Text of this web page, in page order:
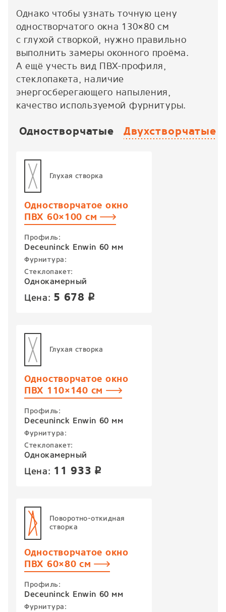
Однако чтобы узнать точную цену
одностворчатого окна 130×80 см
с глухой створкой, нужно правильно
выполнить замеры оконного проёма.
А ещё учесть вид ПВХ-профиля,
стеклопакета, наличие
энергосберегающего напыления,
качество используемой фурнитуры.
Одностворчатые Двухстворчатые
Глухая створка
Одностворчатое окно
ПВХ 60×100 см
Профиль:
Deceuninck Enwin 60 мм
Фурнитура:
Стеклопакет:
Однокамерный
Цена: 5 678 p
Глухая створка
Одностворчатое окно
ПВХ 110×140 см
Профиль:
Deceuninck Enwin 60 мм
Фурнитура:
Стеклопакет:
Однокамерный
Цена: 11 933 p
Поворотно-откидная
створка
Одностворчатое окно
ПВХ 60×80 см
Профиль:
Deceuninck Enwin 60 мм
Фурнитура: